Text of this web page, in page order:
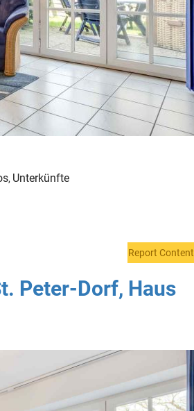
, Unterkünfte
Report Content
Peter-Dorf, Haus